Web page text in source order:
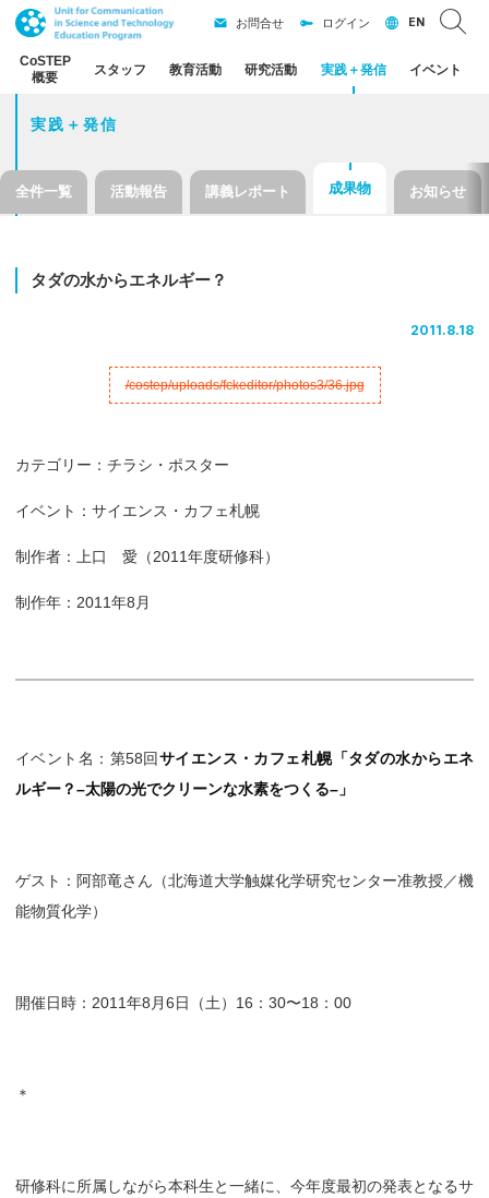
CoSTEP
概要
スタッフ 教育活動 研究活動 実践＋発信 イベント
お問合せ ログイン EN
実践＋発信
全件一覧 活動報告 講義レポート 成果物 お知らせ
タダの水からエネルギー？
2011.8.18
カテゴリー：チラシ・ポスター
イベント：サイエンス・カフェ札幌
制作者：上口 愛（2011年度研修科）
制作年：2011年8月
イベント名：第58回サイエンス・カフェ札幌「タダの水からエネ
ルギー？–太陽の光でクリーンな水素をつくる– 」
ゲスト：阿部竜さん（北海道大学触媒化学研究センター准教授／機
能物質化学）
開催日時：2011年8月6日（土）16：30〜18：00
＊
研修科に所属しながら本科生と一緒に、今年度最初の発表となるサ